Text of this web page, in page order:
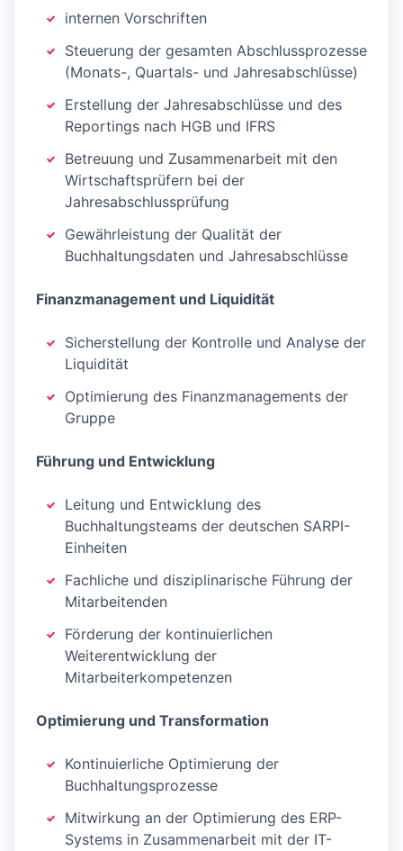
internen Vorschriften
Steuerung der gesamten Abschlussprozesse
(Monats-, Quartals- und Jahresabschlüsse)
Erstellung der Jahresabschlüsse und des
Reportings nach HGB und IFRS
Betreuung und Zusammenarbeit mit den
Wirtschaftsprüfern bei der
Jahresabschlussprüfung
Gewährleistung der Qualität der
Buchhaltungsdaten und Jahresabschlüsse
Finanzmanagement und Liquidität
Sicherstellung der Kontrolle und Analyse der
Liquidität
Optimierung des Finanzmanagements der
Gruppe
Führung und Entwicklung
Leitung und Entwicklung des
Buchhaltungsteams der deutschen SARPI-
Einheiten
Fachliche und disziplinarische Führung der
Mitarbeitenden
Förderung der kontinuierlichen
Weiterentwicklung der
Mitarbeiterkompetenzen
Optimierung und Transformation
Kontinuierliche Optimierung der
Buchhaltungsprozesse
Mitwirkung an der Optimierung des ERP-
Systems in Zusammenarbeit mit der IT-